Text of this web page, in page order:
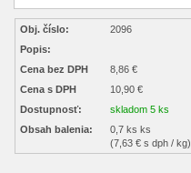
Obj. číslo:
2096
Popis:
Cena bez DPH
8,86 €
Cena s DPH
10,90 €
Dostupnosť:
skladom 5 ks
Obsah balenia:
0,7 ks ks
(7,63 € s dph / kg)